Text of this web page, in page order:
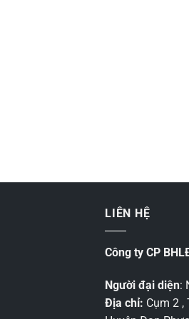
LIÊN HỆ
Công ty CP
Người đại diện:
Địa chỉ: Cụm 2 ,